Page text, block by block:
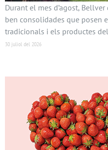
Durant el mes d’agost,
ben consolidades que posen
tradicionals i els productes
30 juliol del 2026